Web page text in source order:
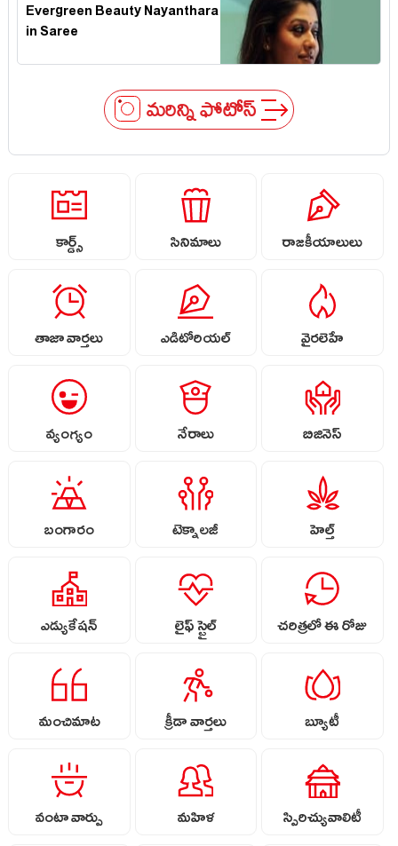
Evergreen Beauty Nayanthara
in Saree
మరిన్ని ఫోటోస్
కార్డ్స్ సినిమాలు రాజకీయాలులు
తాజా వార్తలు ఎడిటోరియల్ వైరలెహే
వ్యంగ్యం నేరాలు బిజినెస్
బంగారం టెక్నాలజీ హెల్త్
ఎడ్యుకేషన్ లైఫ్ స్టైల్ చరిత్రలో ఈ రోజు
మంచిమాట క్రీడా వార్తలు బ్యూటీ
వంటా వార్పు మహిళ స్పిరిచ్యువాలిటీ